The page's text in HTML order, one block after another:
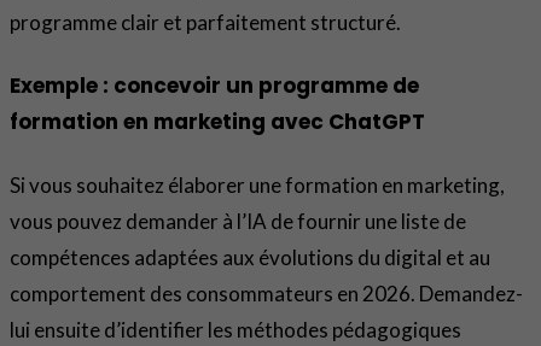
programme clair et parfaitement structuré.
Exemple : concevoir un programme de
formation en marketing avec ChatGPT
Si vous souhaitez élaborer une formation en marketing,
vous pouvez demander à l’IA de fournir une liste de
compétences adaptées aux évolutions du digital et au
comportement des consommateurs en 2026. Demandez-
lui ensuite d’identifier les méthodes pédagogiques